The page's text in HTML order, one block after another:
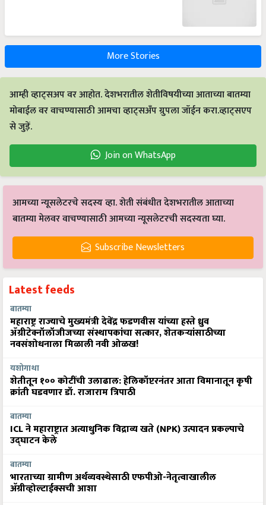
More Stories
आम्ही व्हाट्सअप वर आहोत. देशभरातील शेतीविषयीच्या आताच्या बातम्या
मोबाईल वर वाचण्यासाठी आमचा व्हाट्सअँप ग्रुपला जॉईन करा.व्हाट्सएप
से जुड़ें.
Join on WhatsApp
आमच्या न्यूसलेटरचे सदस्य व्हा. शेती संबंधीत देशभरातील आताच्या
बातम्या मेलवर वाचण्यासाठी आमच्या न्यूसलेटरची सदस्यता घ्या.
Subscribe Newsletters
Latest feeds
बातम्या
महाराष्ट्र राज्याचे मुख्यमंत्री देवेंद्र फडणवीस यांच्या हस्ते ध्रुव
ॲग्रीटेक्नॉलॉजीजच्या संस्थापकांचा सत्कार, शेतकऱ्यांसाठीच्या
नवसंशोधनाला मिळाली नवी ओळख!
यशोगाथा
शेतीतून १०० कोटींची उलाढाल: हेलिकॉप्टरनंतर आता विमानातून कृषी
क्रांती घडवणार डॉ. राजाराम त्रिपाठी
बातम्या
ICL ने महाराष्ट्रात अत्याधुनिक विद्राव्य खते (NPK) उत्पादन प्रकल्पाचे
उद्घाटन केले
बातम्या
भारताच्या ग्रामीण अर्थव्यवस्थेसाठी एफपीओ-नेतृत्वाखालील
अ‍ॅग्रीव्होल्टाईक्सची आशा